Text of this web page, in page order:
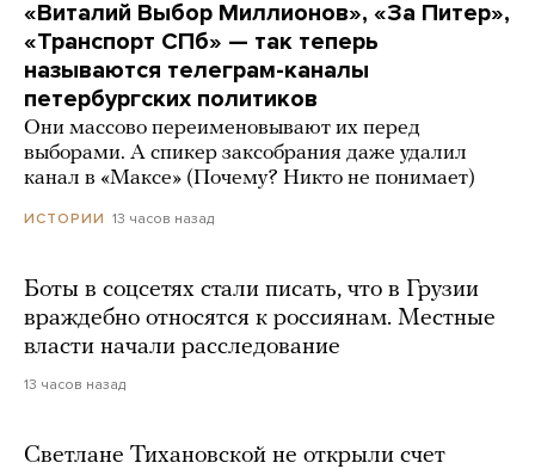
«Виталий Выбор Миллионов», «За Питер»,
«Транспорт СПб» — так теперь
называются телеграм-каналы
петербургских политиков
Они массово переименовывают их перед
выборами. А спикер заксобрания даже удалил
канал в «Максе» (Почему? Никто не понимает)
ИСТОРИИ 13 часов назад
Боты в соцсетях стали писать, что в Грузии
враждебно относятся к россиянам. Местные
власти начали расследование
13 часов назад
Светлане Тихановской не открыли счет